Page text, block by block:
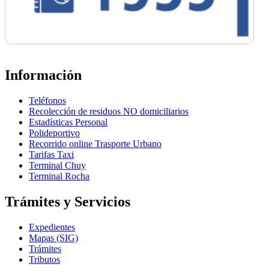
Información
Teléfonos
Recolección de residuos NO domiciliarios
Estadísticas Personal
Polideportivo
Recorrido online Trasporte Urbano
Tarifas Taxi
Terminal Chuy
Terminal Rocha
Trámites y Servicios
Expedientes
Mapas (SIG)
Trámites
Tributos